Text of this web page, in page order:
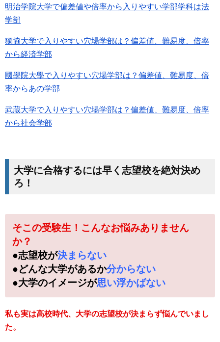
明治学院大学で偏差値や倍率から入りやすい学部学科は法
学部
獨協大学で入りやすい穴場学部は？偏差値、難易度、倍率
から経済学部
國學院大學で入りやすい穴場学部は？偏差値、難易度、倍
率からあの学部
武蔵大学で入りやすい穴場学部は？偏差値、難易度、倍率
から社会学部
大学に合格するには早く志望校を絶対決め
ろ！
そこの受験生！こんなお悩みありません
か？
●志望校が決まらない
●どんな大学があるか分からない
●大学のイメージが思い浮かばない
私も実は高校時代、大学の志望校が決まらず悩んでいまし
た。